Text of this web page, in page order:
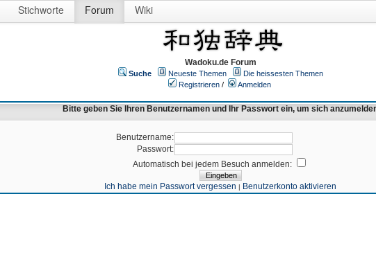
Stichworte Forum Wiki
Wadoku.de Forum
Suche Neueste Themen
Die heissesten Themen
Registrieren /
Anmelden
Bitte geben Sie Ihren Benutzernamen und Ihr Passwort ein, um sich
Benutzername:
Passwort:
Automatisch bei jedem Besuch anmelden:
Ich habe mein Passwort vergessen | Benutzerkonto aktivieren